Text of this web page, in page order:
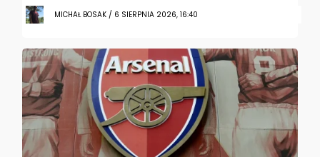
MICHAŁ BOSAK / 6 SIERPNIA 2026, 16:40